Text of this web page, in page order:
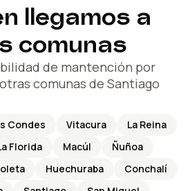
llegamos a
comunas
de mantención por
comunas de Santiago
Condes Vitacura
La Reina
Florida Macúl
Ñuñoa
Huechuraba
Conchalí